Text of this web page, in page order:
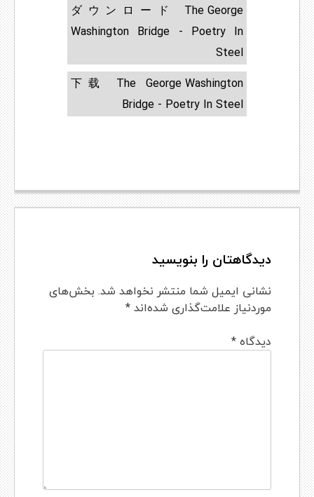
ダウンロード The George
Washington Bridge - Poetry In
Steel
下载 The George Washington
Bridge - Poetry In Steel
دیدگاهتان را بنویسید
نشانی ایمیل شما منتشر نخواهد شد. بخش‌های
موردنیاز علامت‌گذاری شده‌اند*
دیدگاه*